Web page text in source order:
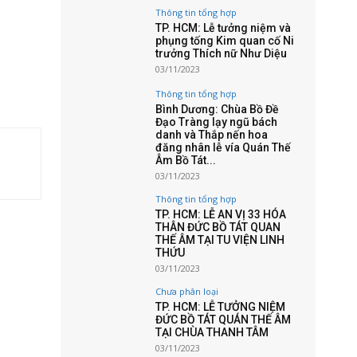
Thông tin tổng hợp
TP. HCM: Lễ tưởng niệm và
phụng tống Kim quan cố Ni
trưởng Thích nữ Như Diệu
03/11/2023
Thông tin tổng hợp
Bình Dương: Chùa Bồ Đề
Đạo Tràng lạy ngũ bách
danh và Thắp nến hoa
đăng nhân lễ vía Quán Thế
Âm Bồ Tát...
03/11/2023
Thông tin tổng hợp
TP. HCM: LỄ AN VỊ 33 HÓA
THÂN ĐỨC BỒ TÁT QUAN
THẾ ÂM TẠI TU VIỆN LINH
THỨU
03/11/2023
Chưa phân loại
TP. HCM: LỄ TƯỞNG NIỆM
ĐỨC BỒ TÁT QUÁN THẾ ÂM
TẠI CHÙA THANH TÂM
03/11/2023